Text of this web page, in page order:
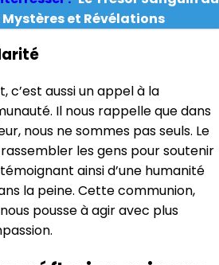
Mystères et Révélations
c’est aussi un appel à la
Il nous rappelle que dans
nous ne sommes pas seuls. Le
les gens pour soutenir
ainsi d’une humanité
la peine. Cette communion,
pousse à agir avec plus